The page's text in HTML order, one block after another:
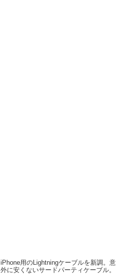
iPhone用のLightningケーブルを新調。意
外に安くないサードパーティケーブル。